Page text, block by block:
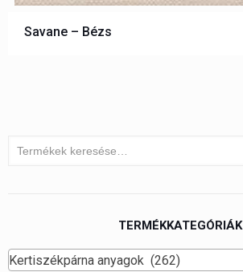
Savane – Bézs
TERMÉKKATEGÓRIÁK
Kertiszékpárna anyagok (262)